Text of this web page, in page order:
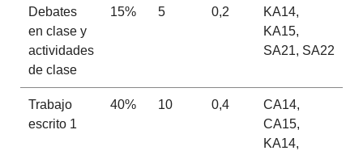
Debates
en clase y
actividades
de clase
15% 5 0,2
KA14,
KA15,
SA21, SA22
Trabajo
escrito 1
40% 10 0,4
CA14,
CA15,
KA14,